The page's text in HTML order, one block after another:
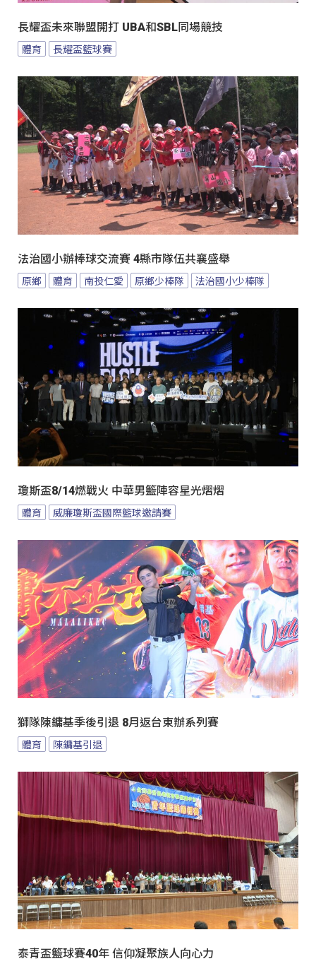
長耀盃未來聯盟開打 UBA和SBL同場競技
體育 長耀盃籃球賽
法治國小辦棒球交流賽 4縣市隊伍共襄盛舉
原鄉 體育 南投仁愛 原鄉少棒隊 法治國小少棒隊
瓊斯盃8/14燃戰火 中華男籃陣容星光熠熠
體育 威廉瓊斯盃國際籃球邀請賽
獅隊陳鏞基季後引退 8月返台東辦系列賽
體育 陳鏞基引退
泰青盃籃球賽40年 信仰凝聚族人向心力